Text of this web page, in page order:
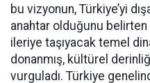
bu vizyonun, Türkiye’yi
anahtar olduğunu
ileriye taşıyacak temel
donanmış, kültürel
vurguladı. Türkiye